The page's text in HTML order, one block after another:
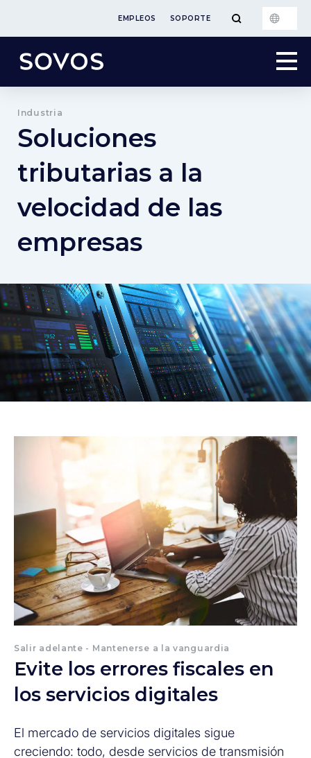
EMPLEOS SOPORTE
Industria
Soluciones
tributarias a la
velocidad de las
empresas
Salir adelante - Mantenerse a la vanguardia
Evite los errores fiscales en
los servicios digitales
El mercado de servicios digitales sigue
creciendo: todo, desde servicios de transmisión